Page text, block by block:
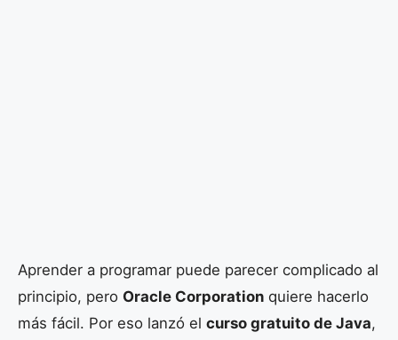
Aprender a programar puede parecer complicado al
principio, pero Oracle Corporation quiere hacerlo
más fácil. Por eso lanzó el curso gratuito de Java,